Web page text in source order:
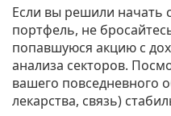
Если вы решили начать
портфель, не
попавшуюся акцию с
анализа секторов.
вашего повседневного
лекарства, связь)